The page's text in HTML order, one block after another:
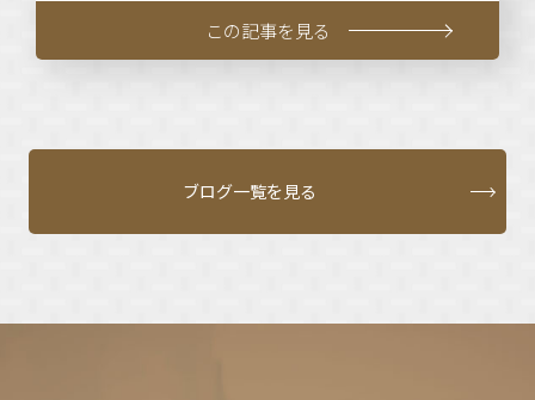
この記事を見る
ブログ一覧を見る